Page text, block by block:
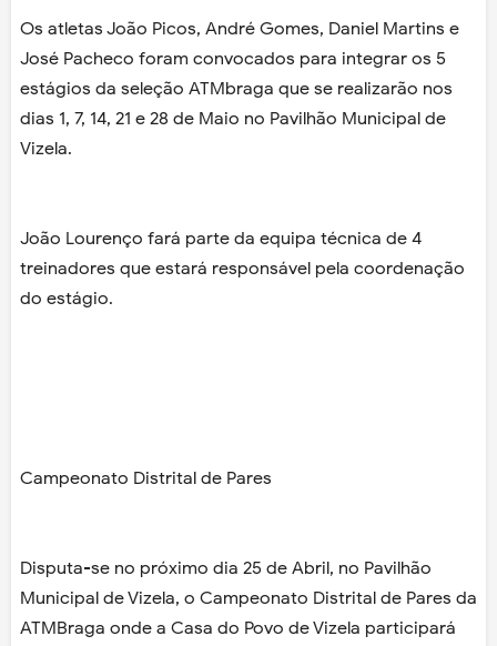
Os atletas João Picos, André Gomes, Daniel Martins e
José Pacheco foram convocados para integrar os 5
estágios da seleção ATMbraga que se realizarão nos
dias 1, 7, 14, 21 e 28 de Maio no Pavilhão Municipal de
Vizela.
João Lourenço fará parte da equipa técnica de 4
treinadores que estará responsável pela coordenação
do estágio.
Campeonato Distrital de Pares
Disputa-se no próximo dia 25 de Abril, no Pavilhão
Municipal de Vizela, o Campeonato Distrital de Pares da
ATMBraga onde a Casa do Povo de Vizela participará